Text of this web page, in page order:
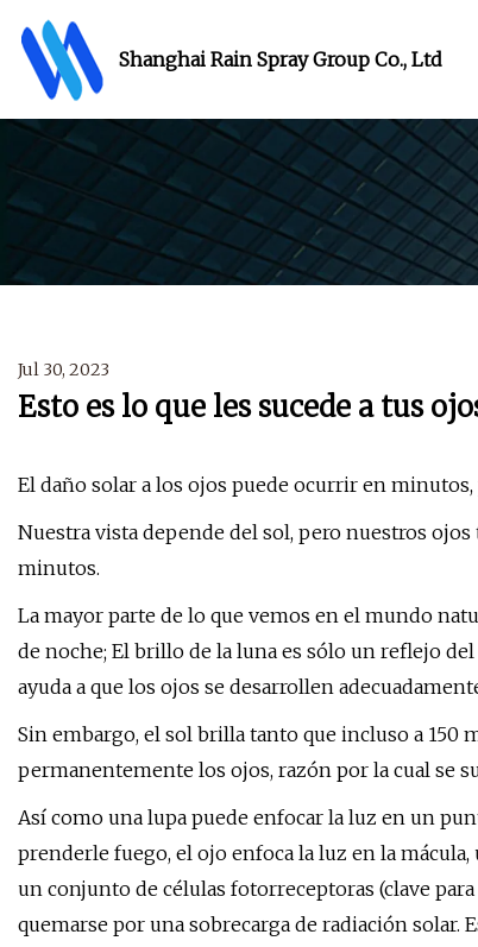
Shanghai Rain Spray Group Co., Ltd
Jul 30, 2023
Esto es lo que les sucede a tus
El daño solar a los ojos puede ocurrir en
Nuestra vista depende del sol, pero nuestros
minutos.
La mayor parte de lo que vemos en el mundo
de noche; El brillo de la luna es sólo un reflejo
ayuda a que los ojos se desarrollen
Sin embargo, el sol brilla tanto que incluso a
permanentemente los ojos, razón por la cual se
Así como una lupa puede enfocar la luz en un
prenderle fuego, el ojo enfoca la luz en la
un conjunto de células fotorreceptoras (clave
quemarse por una sobrecarga de radiación solar.